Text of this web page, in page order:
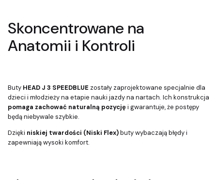
Skoncentrowane na
Anatomii i Kontroli
Buty HEAD J 3 SPEEDBLUE zostały zaprojektowane specjalnie dla
dzieci i młodzieży na etapie nauki jazdy na nartach. Ich konstrukcja
pomaga zachować naturalną pozycjęi gwarantuje, że postępy
będą niebywale szybkie.
Dzięki niskiej twardości (Niski Flex)buty wybaczają błędy i
zapewniają wysoki komfort.